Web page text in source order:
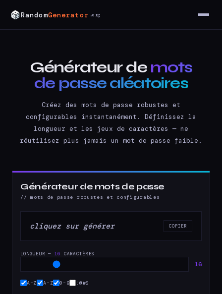
RandomGenerator .org
Générateur de mots
de passe aléatoires
Créez des mots de passe robustes et
configurables instantanément. Définissez la
longueur et les jeux de caractères — ne
réutilisez plus jamais un mot de passe faible.
Générateur de mots de passe
// mots de passe robustes et configurables
cliquez sur générer COPIER
LONGUEUR — 16 CARACTÈRES
16
A–Z A–Z 0–9 !@#$